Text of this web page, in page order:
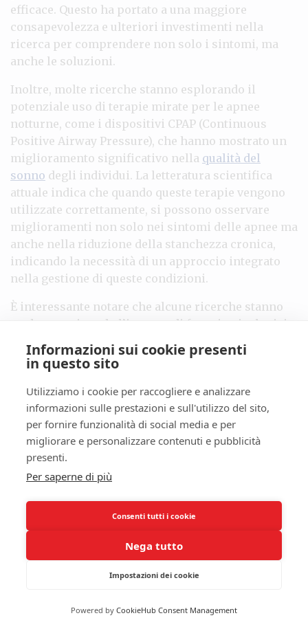
efficace. Questo ha portato a una maggiore
consapevolezza e ulteriori investimenti nella
ricerca per comprendere non solo i sintomi, ma
anche le soluzioni.
Inoltre, molte ricerche stanno esplorando il
potenziale uso di terapie mirate per le apnee
notturne, come i dispositivi CPAP (Continuous
Positive Airway Pressure), che hanno mostrato un
miglioramento significativo nella qualità del
sonno degli individui. La letteratura scientifica
attuale indica che quando queste terapie vengono
utilizzate correttamente, si possono osservare
miglioramenti non solo nei sintomi delle apnee ma
anche nella riduzione della stanchezza cronica,
indicando la necessità di un approccio integrato
nella gestione di queste condizioni.
È interessante notare che alcune ricerche stanno
anche esaminando l’impatto di fattori psicologici
stanchezza diurna. L’approccio olistico, che
comprende strategie per il miglioramento del
sonno, esercizi di rilassamento ecambiamenti
nello stile di vita, si sta rivelando promettente per
il benessere generale del paziente. Questi studi
sono fondamentali per sviluppare una
comprensione più approfondita non solo delle
apnee notturne, ma anche della loro vera influenza
È essenziale rimanere aggiornati sulle
riguardanti le apnee notturne e la
stanchezza cronica. Ciò ti permetterà di adottare
misure più informate e proattive per gestire la tua
sonno e, di riflesso, la tua vita.
Informazioni sui cookie presenti
in questo sito
Utilizziamo i cookie per raccogliere e analizzare
informazioni sulle prestazioni e sull'utilizzo del sito,
per fornire funzionalità di social media e per
migliorare e personalizzare contenuti e pubblicità
presenti.
Per saperne di più
Consenti tutti i cookie
Nega tutto
Impostazioni dei cookie
Powered by CookieHub Consent Management